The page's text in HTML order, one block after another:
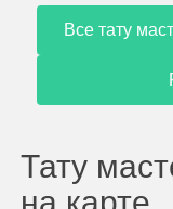
Все тату
Тату